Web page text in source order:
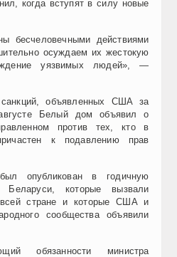
когда вступят в силу новые
бесчеловечными действиями
осуждаем их жестокую
уязвимых людей», —
объявленных США за
Белый дом объявил о
против тех, кто в
к подавлению прав
опубликован в годичную
которые вызвали
стране и которые США и
сообщества объявили
обязанности министра